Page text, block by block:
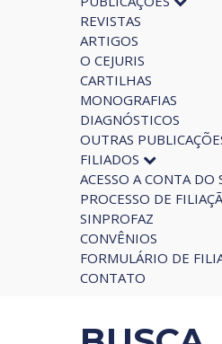
REVISTAS
ARTIGOS
O CEJURIS
CARTILHAS
MONOGRAFIAS
DIAGNÓSTICOS
OUTRAS
FILIADOS
ACESSO A CONTA DO
PROCESSO DE
SINPROFAZ
CONVÊNIOS
FORMULÁRIO DE
CONTATO